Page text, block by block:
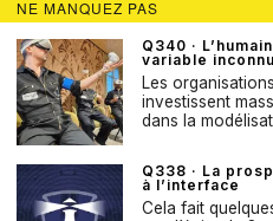
Q337 · Les contre-
prospective plus
Dans de nombreuses
pas à produire des analyses
bonnes personnes à tenir compte…
NE MANQUEZ PAS
Q340 ·
variable
Les organisations
investissent
dans la
Q338 · La
à l’interface
Cela fait